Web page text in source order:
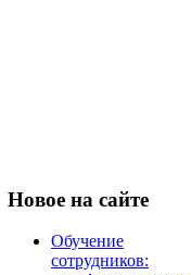
Новое на сайте
Обучение
сотрудников: